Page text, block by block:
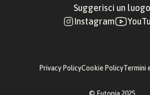
Suggerisci un luogo
Instagram
Privacy PolicyCookie PolicyTermini